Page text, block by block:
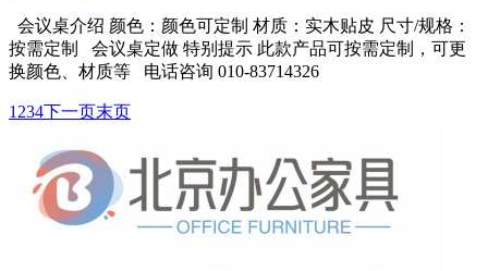
会议桌介绍 颜色：颜色可定制 材质：实木贴皮 尺寸/规格：
按需定制 会议桌定做 特别提示 此款产品可按需定制，可更
换颜色、材质等 电话咨询 010-83714326
1 234下一页末页